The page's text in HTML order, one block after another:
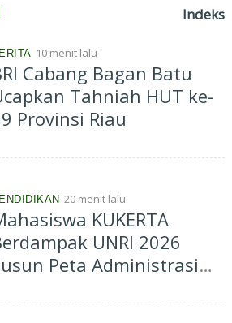
Indeks
10 menit lalu
Cabang Bagan Batu
Tahniah HUT ke-
Provinsi Riau
20 menit lalu
KUKERTA
UNRI 2026
Peta Administrasi
Dukung Informasi